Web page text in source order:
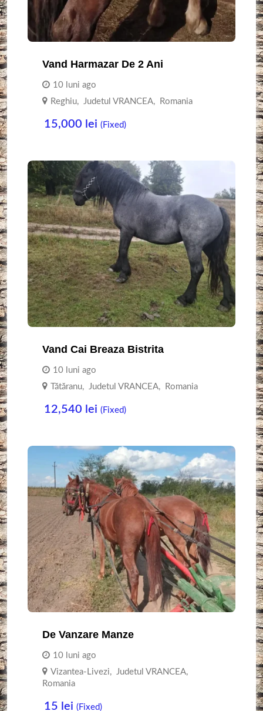
Vand Harmazar De 2 Ani
10 luni ago
Reghiu, Judetul VRANCEA, Romania
15,000 lei (Fixed)
Vand Cai Breaza Bistrita
10 luni ago
Tătăranu, Judetul VRANCEA, Romania
12,540 lei (Fixed)
De Vanzare Manze
10 luni ago
Vizantea-Livezi, Judetul VRANCEA,
Romania
15 lei (Fixed)